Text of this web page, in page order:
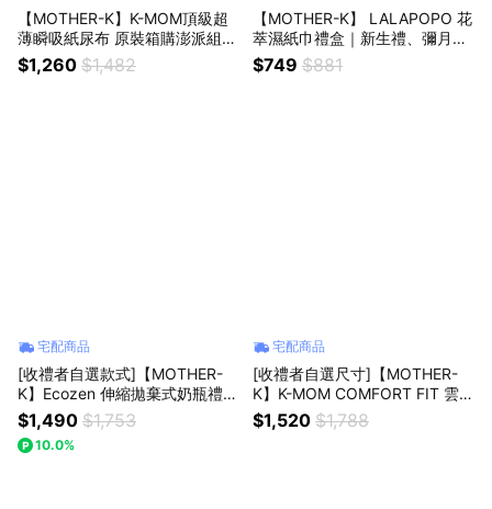
【MOTHER-K】K-MOM頂級超
薄瞬吸紙尿布 原裝箱購澎派組
（M）
$1,260 $1,482
【MOTHER-K】 LALAPOPO 花
萃濕紙巾禮盒｜新生禮、彌月
禮、滿月禮
$749 $881
宅配商品
[收禮者自選款式]【MOTHER-
K】Ecozen 伸縮拋棄式奶瓶禮盒
｜新生禮、彌月禮、滿月禮
$1,490 $1,753
10.0%
宅配商品
[收禮者自選尺寸]【MOTHER-
K】K-MOM COMFORT FIT 雲柔
鎖水紙尿布(箱購-4包/箱)｜新生
禮、彌月禮、滿月禮
$1,520 $1,788